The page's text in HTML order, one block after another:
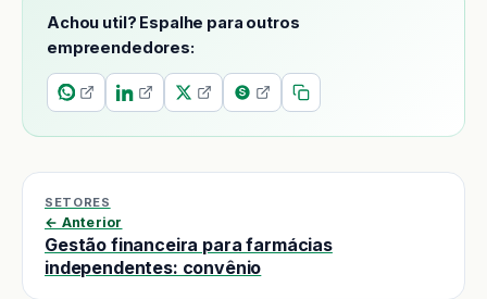
Achou util? Espalhe para outros
empreendedores:
SETORES
← Anterior
Gestão financeira para farmácias
independentes: convênio